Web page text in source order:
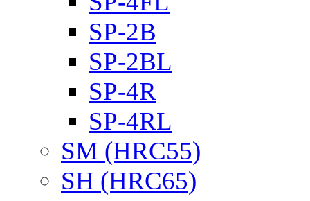
SP-2B
SP-2BL
SP-4R
SP-4RL
SM (HRC55)
SH (HRC65)